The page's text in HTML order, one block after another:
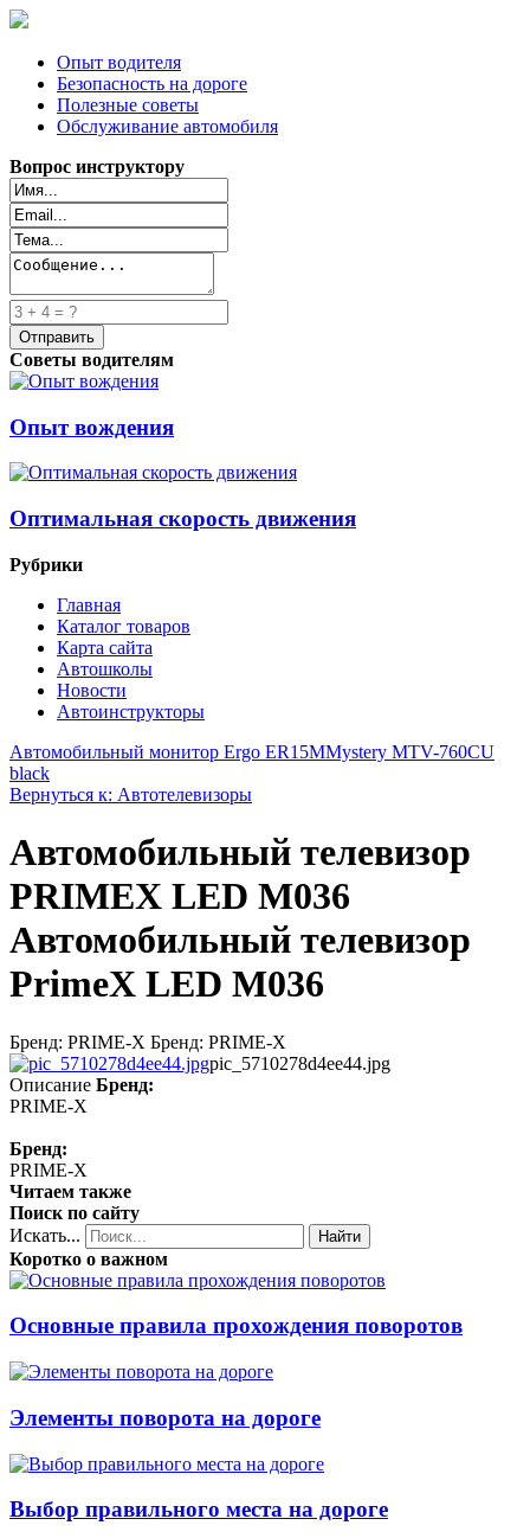
Опыт водителя
Безопасность на дороге
Полезные советы
Обслуживание автомобиля
Вопрос инструктору
Советы водителям
Опыт вождения
Оптимальная скорость движения
Рубрики
Главная
Каталог товаров
Карта сайта
Автошколы
Новости
Автоинструкторы
Автомобильный монитор Ergo ER15MMystery MTV-760CU
black
Вернуться к: Автотелевизоры
Автомобильный телевизор
PRIMEX LED M036
Автомобильный телевизор
PrimeX LED M036
Бренд: PRIME-X Бренд: PRIME-X
pic_5710278d4ee44.jpg
Описание Бренд:
PRIME-X
Бренд:
PRIME-X
Читаем также
Поиск по сайту
Искать...
Найти
Коротко о важном
Основные правила прохождения поворотов
Элементы поворота на дороге
Выбор правильного места на дороге